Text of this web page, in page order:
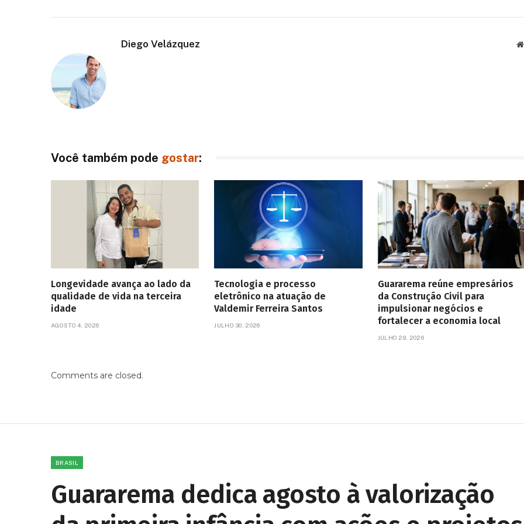
Diego Velázquez
Você também pode gostar:
Longevidade avança ao lado da
qualidade de vida na terceira
idade
AGOSTO 4, 2026
Tecnologia e processo
eletrônico na atuação de
Valdemir Ferreira Santos
JULHO 30, 2026
Guararema reúne empresários
da Construção Civil para
impulsionar negócios e
fortalecer a economia local
JULHO 29, 2026
Comments are closed.
BRASIL
Guararema dedica agosto à valorização